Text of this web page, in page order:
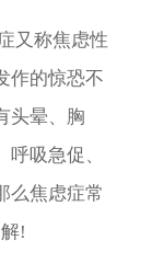
又称焦虑性
作的惊恐不
头晕、胸
吸急促、
么焦虑症常
!